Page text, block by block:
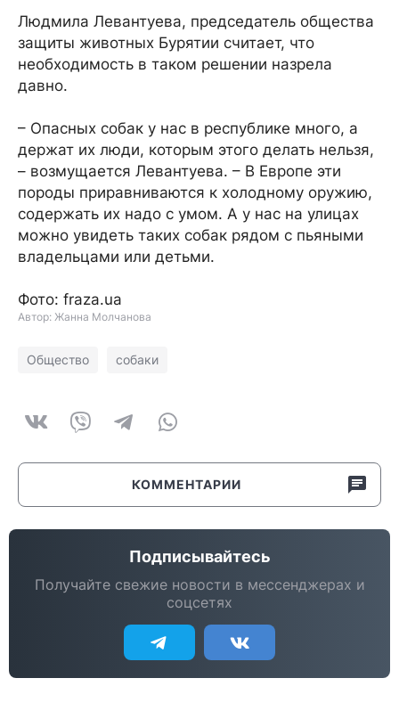
Людмила Левантуева, председатель общества
защиты животных Бурятии считает, что
необходимость в таком решении назрела
давно.
– Опасных собак у нас в республике много, а
держат их люди, которым этого делать нельзя,
– возмущается Левантуева. – В Европе эти
породы приравниваются к холодному оружию,
содержать их надо с умом. А у нас на улицах
можно увидеть таких собак рядом с пьяными
владельцами или детьми.
Фото: fraza.ua
Автор: Жанна Молчанова
Общество собаки
КОММЕНТАРИИ
Подписывайтесь
Получайте свежие новости в мессенджерах и
соцсетях